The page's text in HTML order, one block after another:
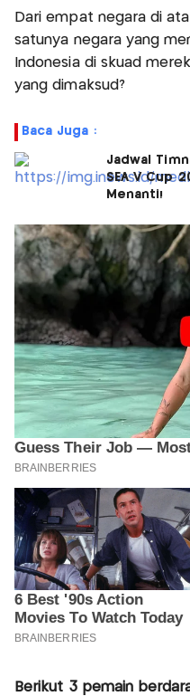
Dari empat negara di
satunya negara yang
Indonesia di skuad
yang dimaksud?
Baca Juga :
Jadwal
SEA V Cup
Menanti!
Berikut 3 pemain